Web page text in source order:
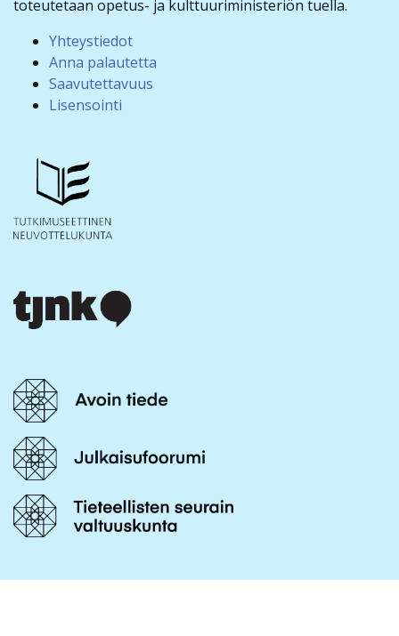
toteutetaan opetus- ja kulttuuriministeriön tuella.
Yhteystiedot
Anna palautetta
Saavutettavuus
Lisensointi